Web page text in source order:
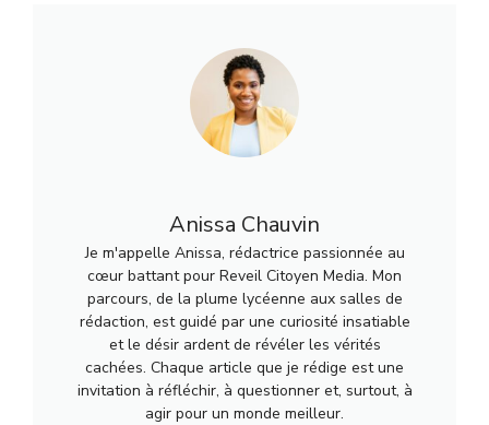
Anissa Chauvin
Je m'appelle Anissa, rédactrice passionnée au
cœur battant pour Reveil Citoyen Media. Mon
parcours, de la plume lycéenne aux salles de
rédaction, est guidé par une curiosité insatiable
et le désir ardent de révéler les vérités
cachées. Chaque article que je rédige est une
invitation à réfléchir, à questionner et, surtout, à
agir pour un monde meilleur.